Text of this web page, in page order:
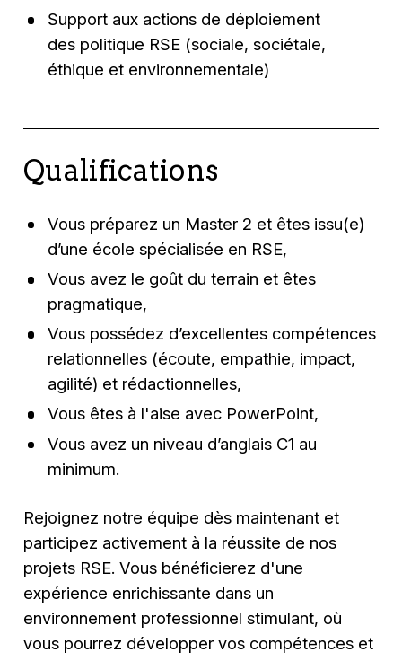
Support aux actions de déploiement
des politique RSE (sociale, sociétale,
éthique et environnementale)
Qualifications
Vous préparez un Master 2 et êtes issu(e)
d’une école spécialisée en RSE,
Vous avez le goût du terrain et êtes
pragmatique,
Vous possédez d’excellentes compétences
relationnelles (écoute, empathie, impact,
agilité) et rédactionnelles,
Vous êtes à l'aise avec PowerPoint,
Vous avez un niveau d’anglais C1 au
minimum.
Rejoignez notre équipe dès maintenant et
participez activement à la réussite de nos
projets RSE. Vous bénéficierez d'une
expérience enrichissante dans un
environnement professionnel stimulant, où
vous pourrez développer vos compétences et